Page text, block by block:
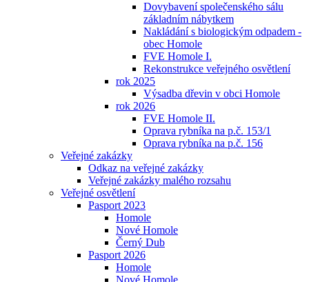
Dovybavení společenského sálu
základním nábytkem
Nakládání s biologickým odpadem -
obec Homole
FVE Homole I.
Rekonstrukce veřejného osvětlení
rok 2025
Výsadba dřevin v obci Homole
rok 2026
FVE Homole II.
Oprava rybníka na p.č. 153/1
Oprava rybníka na p.č. 156
Veřejné zakázky
Odkaz na veřejné zakázky
Veřejné zakázky malého rozsahu
Veřejné osvětlení
Pasport 2023
Homole
Nové Homole
Černý Dub
Pasport 2026
Homole
Nové Homole